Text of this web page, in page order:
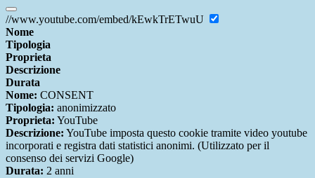
//www.youtube.com/embed/kEwkTrETwuU
Nome
Tipologia
Proprieta
Descrizione
Durata
Nome: CONSENT
Tipologia: anonimizzato
Proprieta: YouTube
Descrizione: YouTube imposta questo cookie tramite video youtube
incorporati e registra dati statistici anonimi. (Utilizzato per il
consenso dei servizi Google)
Durata: 2 anni